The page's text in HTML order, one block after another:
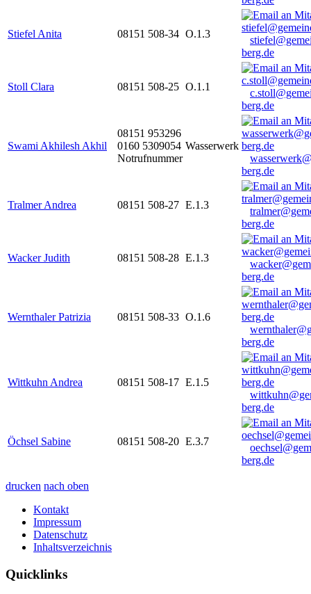
Stiefel Anita 08151 508-34 O.1.3
berg.de
Stoll Clara 08151 508-25 O.1.1
berg.de
Swami Akhilesh Akhil
08151 953296
0160 5309054
Notrufnummer
Wasserwerk
berg.de
Tralmer Andrea 08151 508-27 E.1.3
berg.de
Wacker Judith 08151 508-28 E.1.3
berg.de
Wernthaler Patrizia 08151 508-33 O.1.6
berg.de
Wittkuhn Andrea 08151 508-17 E.1.5
berg.de
Öchsel Sabine 08151 508-20 E.3.7
berg.de
drucken nach oben
Kontakt
Impressum
Datenschutz
Inhaltsverzeichnis
Quicklinks